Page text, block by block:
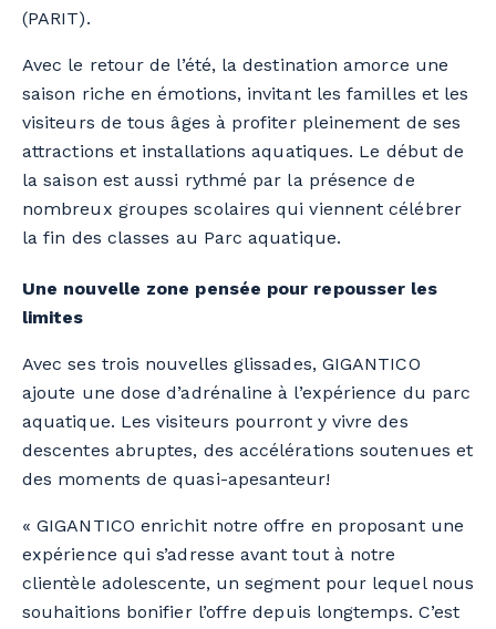
(PARIT).
Avec le retour de l’été, la destination amorce une
saison riche en émotions, invitant les familles et les
visiteurs de tous âges à profiter pleinement de ses
attractions et installations aquatiques. Le début de
la saison est aussi rythmé par la présence de
nombreux groupes scolaires qui viennent célébrer
la fin des classes au Parc aquatique.
Une nouvelle zone pensée pour repousser les
limites
Avec ses trois nouvelles glissades, GIGANTICO
ajoute une dose d’adrénaline à l’expérience du parc
aquatique. Les visiteurs pourront y vivre des
descentes abruptes, des accélérations soutenues et
des moments de quasi-apesanteur!
« GIGANTICO enrichit notre offre en proposant une
expérience qui s’adresse avant tout à notre
clientèle adolescente, un segment pour lequel nous
souhaitions bonifier l’offre depuis longtemps. C’est